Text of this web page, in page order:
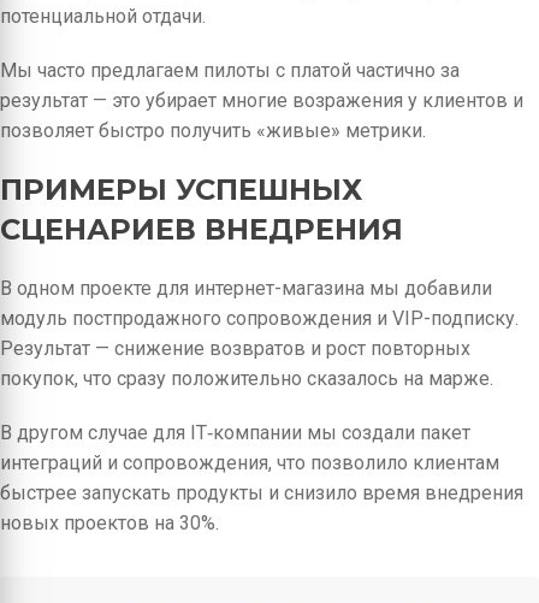
потенциальной отдачи.
Мы часто предлагаем пилоты с платой частично за
результат — это убирает многие возражения у клиентов и
позволяет быстро получить «живые» метрики.
ПРИМЕРЫ УСПЕШНЫХ
СЦЕНАРИЕВ ВНЕДРЕНИЯ
В одном проекте для интернет-магазина мы добавили
модуль постпродажного сопровождения и VIP-подписку.
Результат — снижение возвратов и рост повторных
покупок, что сразу положительно сказалось на марже.
В другом случае для IT‑компании мы создали пакет
интеграций и сопровождения, что позволило клиентам
быстрее запускать продукты и снизило время внедрения
новых проектов на 30%.